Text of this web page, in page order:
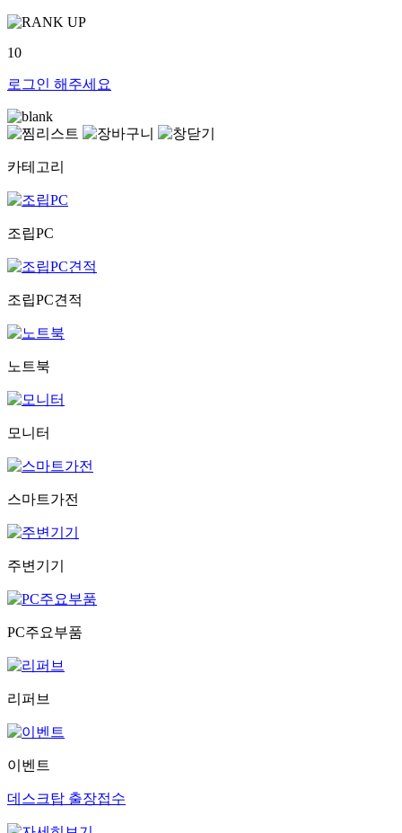
10
로그인 해주세요
카테고리
조립PC
조립PC견적
노트북
모니터
스마트가전
주변기기
PC주요부품
리퍼브
이벤트
데스크탑 출장접수